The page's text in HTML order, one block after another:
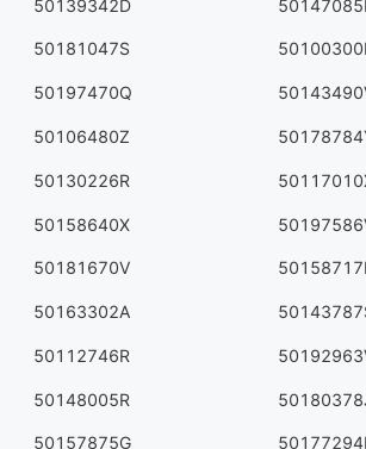
50139342D
50181047S
50197470Q
50106480Z
50130226R
50158640X
50181670V
50163302A
50112746R
50148005R
50157875G